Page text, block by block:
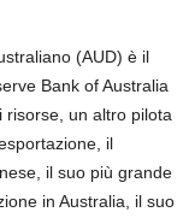
(AUD) è il
Bank of Australia
risorse, un altro pilota
il
il suo più grande
in Australia, il suo